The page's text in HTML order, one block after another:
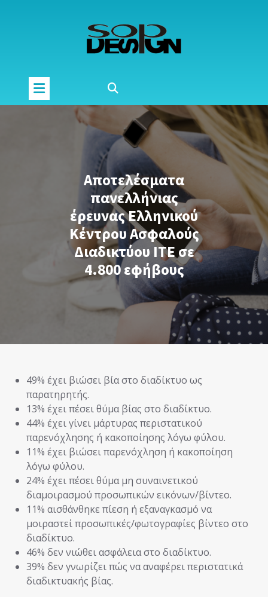
Αποτελέσματα
πανελλήνιας
έρευνας Ελληνικού
Κέντρου Ασφαλούς
Διαδικτύου ΙΤΕ σε
4.800 εφήβους
49% έχει βιώσει βία στο διαδίκτυο ως
παρατηρητής.
13% έχει πέσει θύμα βίας στο διαδίκτυο.
44% έχει γίνει μάρτυρας περιστατικού
παρενόχλησης ή κακοποίησης λόγω φύλου.
11% έχει βιώσει παρενόχληση ή κακοποίηση
λόγω φύλου.
24% έχει πέσει θύμα μη συναινετικού
διαμοιρασμού προσωπικών εικόνων/βίντεο.
11% αισθάνθηκε πίεση ή εξαναγκασμό να
μοιραστεί προσωπικές/φωτογραφίες βίντεο στο
διαδίκτυο.
46% δεν νιώθει ασφάλεια στο διαδίκτυο.
39% δεν γνωρίζει πώς να αναφέρει περιστατικά
διαδικτυακής βίας.